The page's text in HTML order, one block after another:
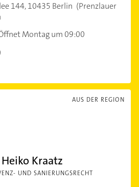
144,10435 Berlin (Prenzlauer
Montag um 09:00
AUS DER REGION
Kraatz
UND SANIERUNGSRECHT